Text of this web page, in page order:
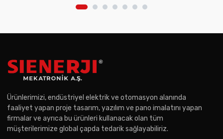
Ürünlerimizi, endüstriyel elektrik ve otomasyon alanında
faaliyet yapan proje tasarım, yazılım ve pano imalatını yapan
firmalar ve ayrıca bu ürünleri kullanacak olan tüm
müşterilerimize global çapda tedarik sağlayabiliriz.